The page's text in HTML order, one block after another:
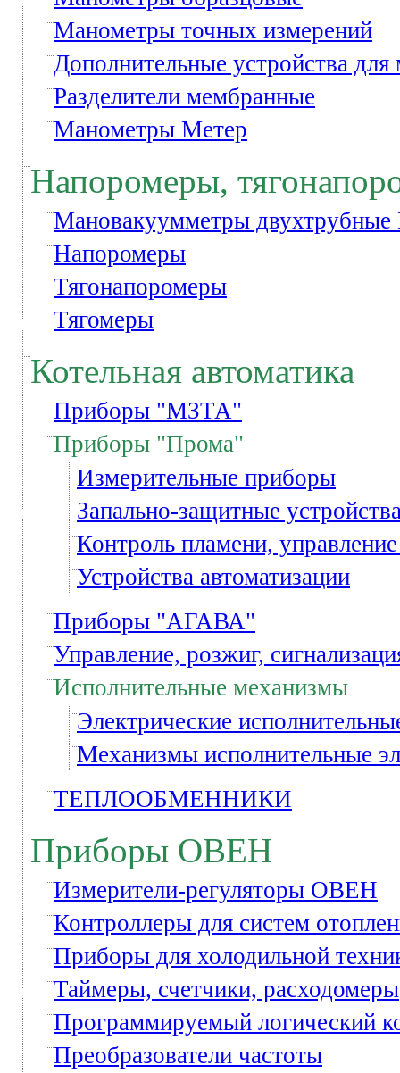
Манометры точных измерений
Дополнительные устройства для
Разделители мембранные
Манометры Метер
Напоромеры,
Мановакуумметры
Напоромеры
Тягонапоромеры
Тягомеры
Котельная автоматика
Приборы "МЗТА"
Приборы "Прома"
Измерительные приборы
Запально-защитные
Контроль пламени,
Устройства автоматизации
Приборы "АГАВА"
Управление, розжиг,
Исполнительные механизмы
Электрические
Механизмы исполнительные
ТЕПЛООБМЕННИКИ
Приборы ОВЕН
Измерители-регуляторы ОВЕН
Контроллеры для систем
Приборы для холодильной
Таймеры, счетчики, расходомеры
Программируемый логический
Преобразователи частоты